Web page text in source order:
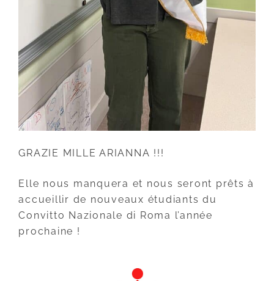
GRAZIE MILLE ARIANNA !!!
Elle nous manquera et nous seront prêts à
accueillir de nouveaux étudiants du
Convitto Nazionale di Roma l’année
prochaine !